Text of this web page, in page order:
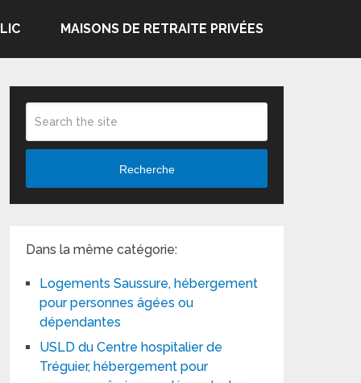
MAISONS DE RETRAITE PRIVÉES
Recherche
Dans la même catégorie:
Logements Saussure, hébergement
pour personnes âgées ou
dépendantes
USLD du Centre hospitalier de
Tréguier, hébergement pour